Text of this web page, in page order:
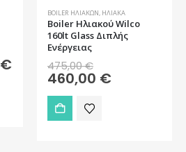
€Η
τρέχουσα
439,00 €.
BOILER ΗΛΙΑΚΏΝ, ΗΛΙΑΚΆ
Boiler Ηλιακού Wilco
160lt Glass Διπλής
Ενέργειας
475,00€price
was:
460,00 €Η